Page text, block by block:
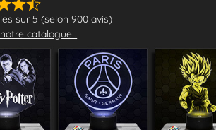
sur 5 (selon 900 avis)
catalogue :